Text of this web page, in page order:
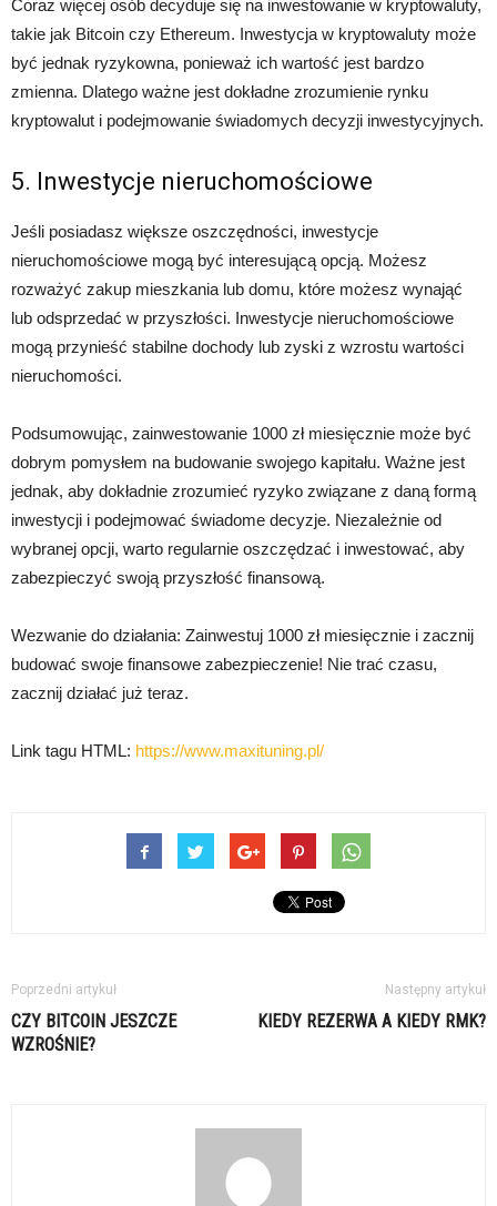
Coraz więcej osób decyduje się na inwestowanie w kryptowaluty,
takie jak Bitcoin czy Ethereum. Inwestycja w kryptowaluty może
być jednak ryzykowna, ponieważ ich wartość jest bardzo
zmienna. Dlatego ważne jest dokładne zrozumienie rynku
kryptowalut i podejmowanie świadomych decyzji inwestycyjnych.
5. Inwestycje nieruchomościowe
Jeśli posiadasz większe oszczędności, inwestycje
nieruchomościowe mogą być interesującą opcją. Możesz
rozważyć zakup mieszkania lub domu, które możesz wynająć
lub odsprzedać w przyszłości. Inwestycje nieruchomościowe
mogą przynieść stabilne dochody lub zyski z wzrostu wartości
nieruchomości.
Podsumowując, zainwestowanie 1000 zł miesięcznie może być
dobrym pomysłem na budowanie swojego kapitału. Ważne jest
jednak, aby dokładnie zrozumieć ryzyko związane z daną formą
inwestycji i podejmować świadome decyzje. Niezależnie od
wybranej opcji, warto regularnie oszczędzać i inwestować, aby
zabezpieczyć swoją przyszłość finansową.
Wezwanie do działania: Zainwestuj 1000 zł miesięcznie i zacznij
budować swoje finansowe zabezpieczenie! Nie trać czasu,
zacznij działać już teraz.
Link tagu HTML: https://www.maxituning.pl/
Poprzedni artykuł
CZY BITCOIN JESZCZE
WZROŚNIE?
Następny artykuł
KIEDY REZERWA A KIEDY RMK?